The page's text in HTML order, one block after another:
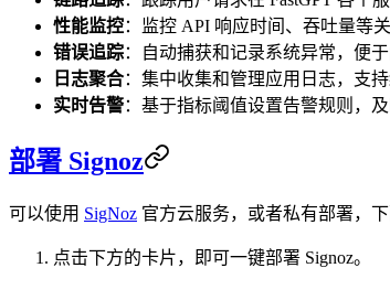
性能监控：监控 API 响应时间、吞吐量等
错误追踪：自动捕获和记录系统异常，便
日志聚合：集中收集和管理应用日志，支
实时告警：基于指标阈值设置告警规则，
部署 Signoz
可以使用 SigNoz 官方云服务，或者私有部署，下
点击下方的卡片，即可一键部署 Signoz。